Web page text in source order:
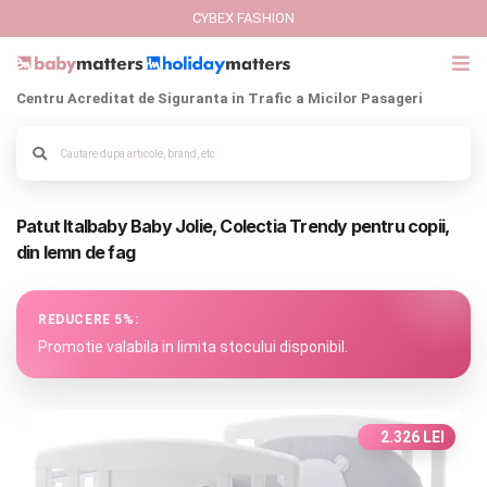
Italbaby Collections
CARUCIOARE COPII
SCOICI AUTO
CYBEX FASHION
Centru Acreditat de Siguranta in Trafic a Micilor Pasageri
Patut Italbaby Baby Jolie, Colectia Trendy pentru copii,
din lemn de fag
REDUCERE 5%:
Promotie valabila in limita stocului disponibil.
2.326 LEI